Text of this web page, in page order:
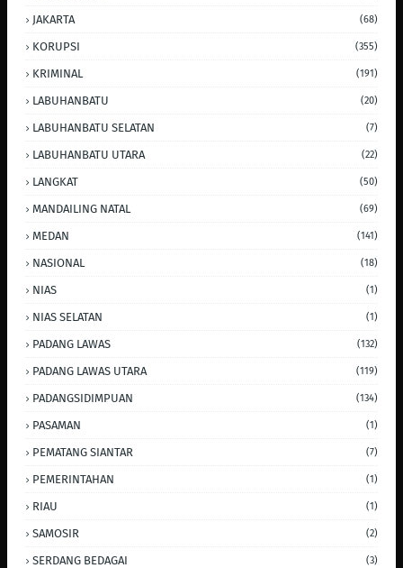
JAKARTA (68)
KORUPSI (355)
KRIMINAL (191)
LABUHANBATU (20)
LABUHANBATU SELATAN (7)
LABUHANBATU UTARA (22)
LANGKAT (50)
MANDAILING NATAL (69)
MEDAN (141)
NASIONAL (18)
NIAS (1)
NIAS SELATAN (1)
PADANG LAWAS (132)
PADANG LAWAS UTARA (119)
PADANGSIDIMPUAN (134)
PASAMAN (1)
PEMATANG SIANTAR (7)
PEMERINTAHAN (1)
RIAU (1)
SAMOSIR (2)
SERDANG BEDAGAI (3)